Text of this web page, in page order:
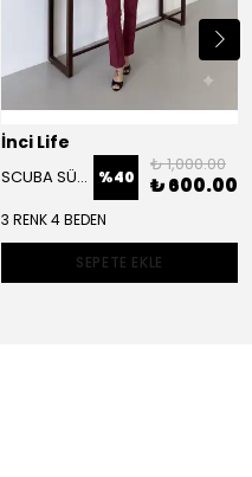
İnci Life
SCUBA SÜET CEKET TAKIM %40
₺ 1,000.00
₺ 600.00
3 RENK 4 BEDEN
SEPETE EKLE